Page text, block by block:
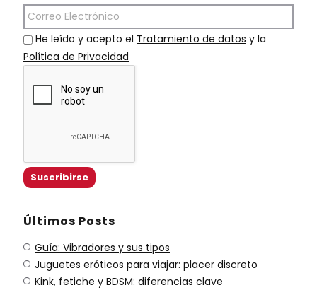
He leído y acepto el Tratamiento de datos y la
Política de Privacidad
Últimos Posts
Guía: Vibradores y sus tipos
Juguetes eróticos para viajar: placer discreto
Kink, fetiche y BDSM: diferencias clave